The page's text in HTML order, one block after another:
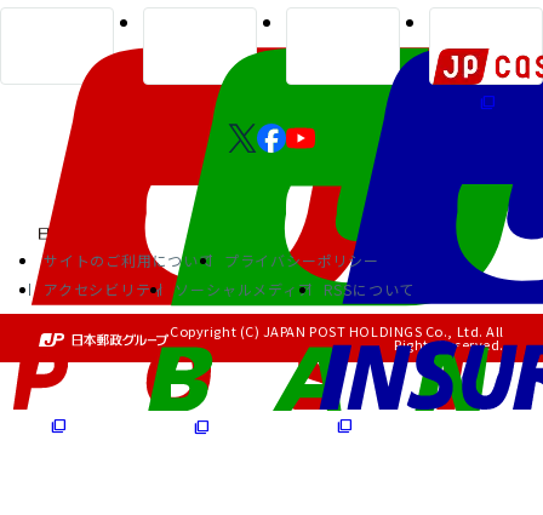
サイトのご利用について
プライバシーポリシー
アクセシビリティ
ソーシャルメディア RSSについて
Copyright (C) JAPAN POST HOLDINGS Co., Ltd. All
Rights Reserved.